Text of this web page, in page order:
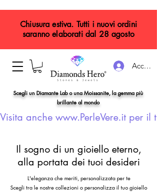
Accedi
Scegli un Diamante Lab o una Moissanite, la gemma più
brillante al mondo
Visita anche www.PerleVere.it per il
Chiusura estiva. Tutti i nuovi ordini
saranno elaborati dal 28 agosto
Il sogno di un gioiello eterno,
alla portata dei tuoi desideri
L'eleganza che meriti, personalizzata per te
Scegli tra le nostre collezioni o personalizza il tuo gioiello